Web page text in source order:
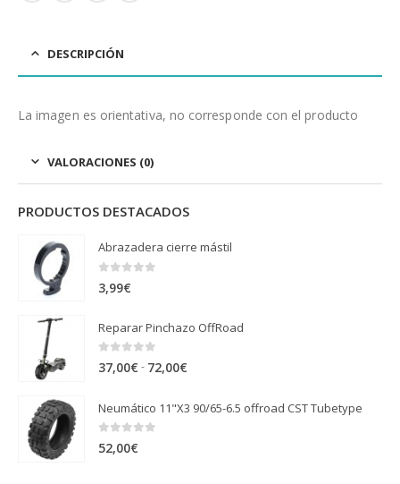
DESCRIPCIÓN
La imagen es orientativa, no corresponde con el producto
VALORACIONES (0)
PRODUCTOS DESTACADOS
Abrazadera cierre mástil
3,99€
Reparar Pinchazo OffRoad
0out of 5
37,00€ - 72,00€
precios:
Neumático 11"X3 90/65-6.5 offroad CST Tubetype
0 out of 5
52,00€